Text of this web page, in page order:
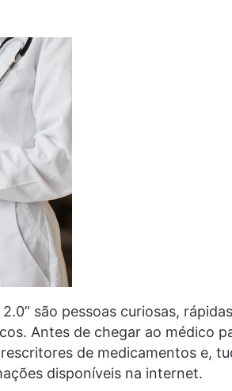
são pessoas curiosas,
Antes de chegar ao médico
de medicamentos e,
disponíveis na internet.